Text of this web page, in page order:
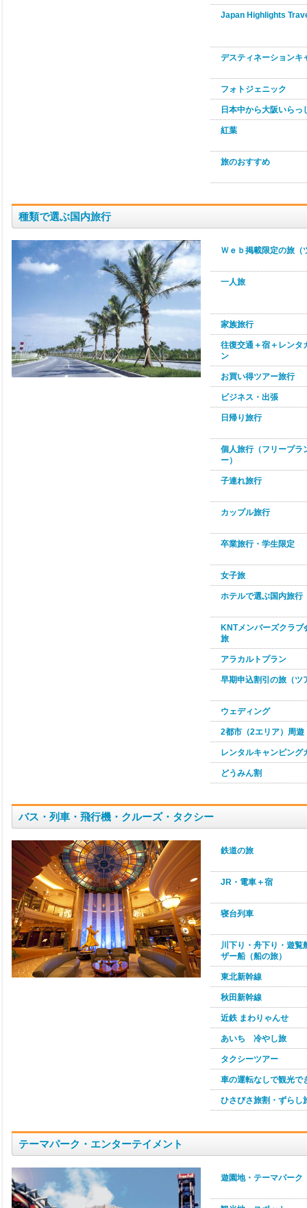
Japan Highlights
デスティネーションキ
フォトジェニック
日本中から大阪いらっ
紅葉
旅のおすすめ
種類で選ぶ国内旅行
Ｗｅｂ掲載限定の旅（
一人旅
家族旅行
往復交通＋宿＋レンタ
ン
お買い得ツアー旅行
ビジネス・出張
日帰り旅行
個人旅行（フリープ
ー）
子連れ旅行
カップル旅行
卒業旅行・学生限定
女子旅
ホテルで選ぶ国内旅行
KNTメンバーズクラブ
旅
アラカルトプラン
早期申込割引の旅（ツ
ウェディング
2都市（2エリア）周遊
レンタルキャンピング
どうみん割
バス・列車・飛行機・クルーズ・タクシー
鉄道の旅
JR・電車＋宿
寝台列車
川下り・舟下り・遊覧
ザー船（船の旅）
東北新幹線
秋田新幹線
近鉄 まわりゃんせ
あいち 冷やし旅
タクシーツアー
車の運転なしで観光で
ひさびさ旅割・ずらし
テーマパーク・エンターテイメント
遊園地・テーマパーク